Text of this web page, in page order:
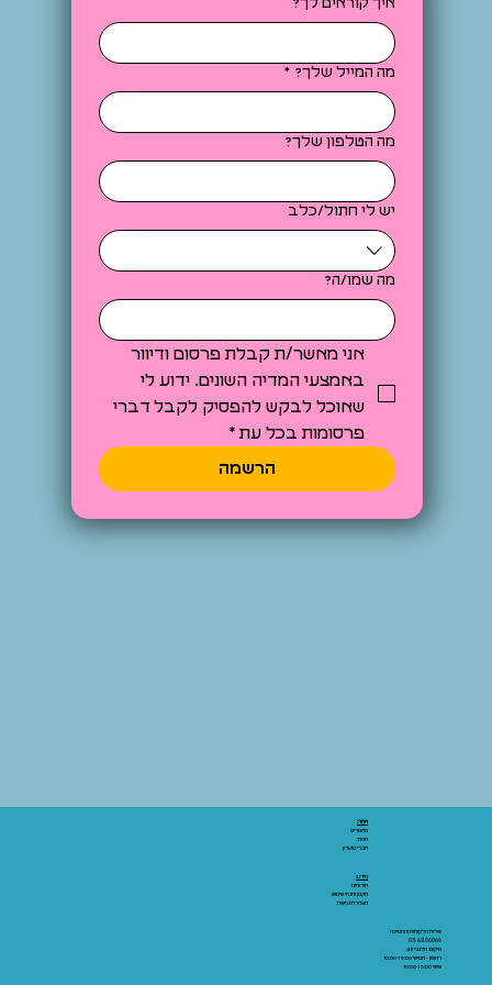
מה המייל שלך? *
מה הטלפון שלך?
יש לי חתול/כלב
מה שמו/ה?
אני מאשר/ת קבלת פרסום ודיוור
באמצעי המדיה השונים. ידוע לי
שאוכל לבקש להפסיק לקבל דברי
פרסומות בכל עת *
הרשמה
שירות הלקוחות והתמיכה
03-6206066
מיקום: אלנבי 43
ראשון - חמישי 10:00-19:00
שישי 10:00-15:00
אתר:
מאמרים
חנות
חברי מועדון
מידע:
אודותינו
תקנון ותנאי שימוש
הצהרת נגישות